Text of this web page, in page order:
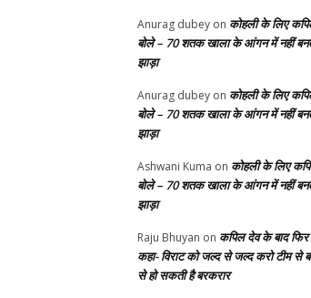
Anurag dubey on कोहली के लिए
बोले – 70 शतक खाला के आंगन में नहीं
झाड़ा
Anurag dubey on कोहली के लिए
बोले – 70 शतक खाला के आंगन में नहीं
झाड़ा
Ashwani Kuma on कोहली के लिए
बोले – 70 शतक खाला के आंगन में नहीं
झाड़ा
Raju Bhuyan on कपिल देव के बाद
कहा- विराट को जल्द से जल्द करो टीम से
से हो सकती है बरकरार